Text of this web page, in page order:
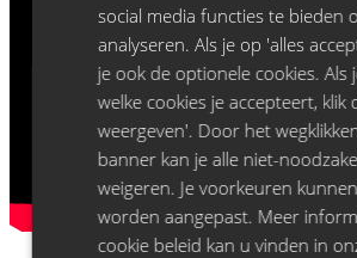
social media functies te bieden
analyseren. Als je op 'alles
je ook de optionele cookies. Als
welke cookies je accepteert, klik
weergeven'. Door het
banner kan je alle niet-
weigeren. Je voorkeuren
worden aangepast. Meer
cookie beleid kan u vinden in